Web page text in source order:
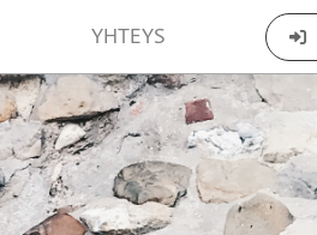
YHTEYS